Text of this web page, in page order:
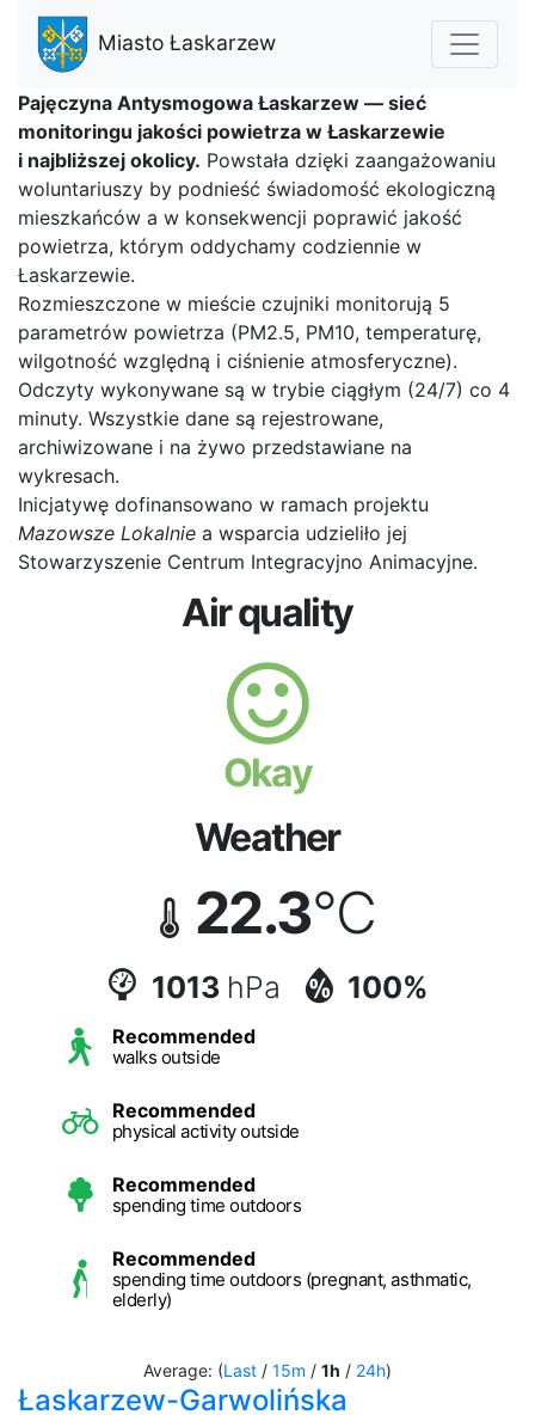
Miasto Łaskarzew
Pajęczyna Antysmogowa Łaskarzew — sieć
monitoringu jakości powietrza w Łaskarzewie
i najbliższej okolicy. Powstała dzięki zaangażowaniu
woluntariuszy by podnieść świadomość ekologiczną
mieszkańców a w konsekwencji poprawić jakość
powietrza, którym oddychamy codziennie w
Łaskarzewie.
Rozmieszczone w mieście czujniki monitorują 5
parametrów powietrza (PM2.5, PM10, temperaturę,
wilgotność względną i ciśnienie atmosferyczne).
Odczyty wykonywane są w trybie ciągłym (24/7) co 4
minuty. Wszystkie dane są rejestrowane,
archiwizowane i na żywo przedstawiane na
wykresach.
Inicjatywę dofinansowano w ramach projektu
Mazowsze Lokalnie a wsparcia udzieliło jej
Stowarzyszenie Centrum Integracyjno Animacyjne.
Air quality
Okay
Weather
22.3°C
1013 hPa 100%
Recommended
walks outside
Recommended
physical activity outside
Recommended
spending time outdoors
Recommended
spending time outdoors (pregnant, asthmatic,
elderly)
Average: (Last / 15m / 1h / 24h)
Łaskarzew-Garwolińska